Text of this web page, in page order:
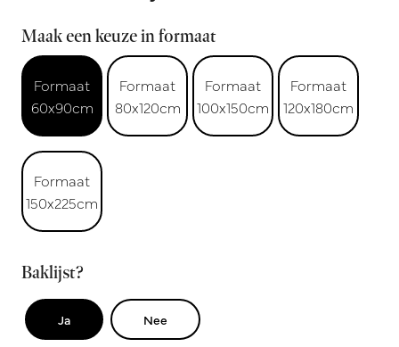
Maak een keuze in formaat
Formaat
60x90cm
Formaat
80x120cm
Formaat
100x150cm
Formaat
120x180cm
Formaat
150x225cm
Baklijst?
Ja Nee